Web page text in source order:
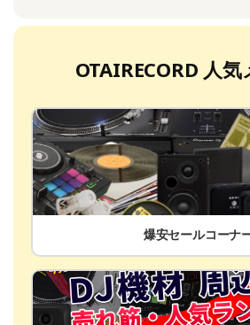
OTAIRECORD 人
爆安セールコーナ